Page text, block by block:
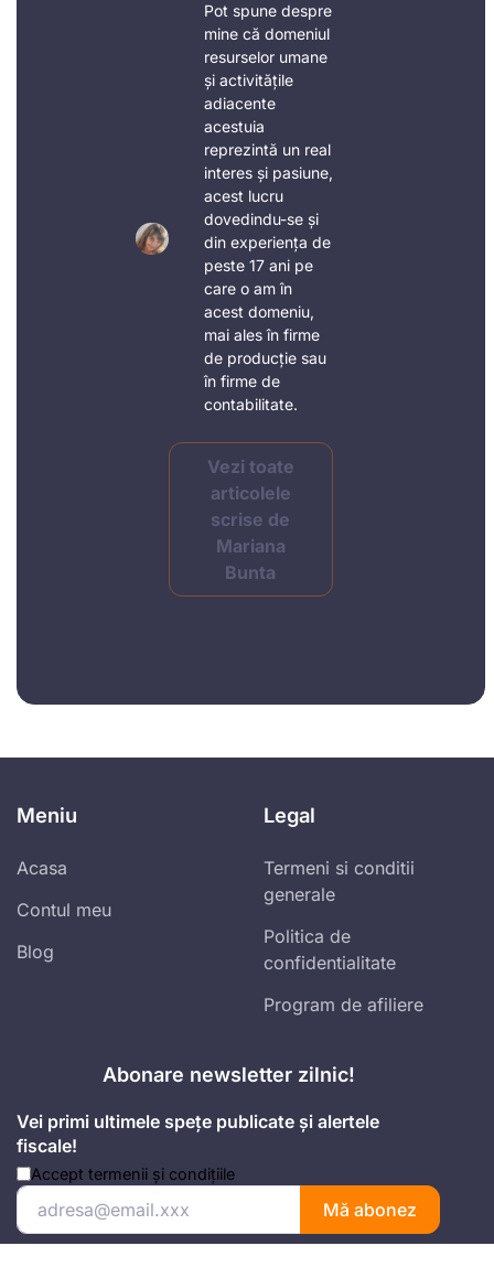
Pot spune despre
mine că domeniul
resurselor umane
și activitățile
adiacente
acestuia
reprezintă un real
interes și pasiune,
acest lucru
dovedindu-se și
din experiența de
peste 17 ani pe
care o am în
acest domeniu,
mai ales în firme
de producție sau
în firme de
contabilitate.
Vezi toate
articolele
scrise de
Mariana
Bunta
Meniu
Acasa
Contul meu
Blog
Legal
Termeni si conditii
generale
Politica de
confidentialitate
Program de afiliere
Abonare newsletter zilnic!
Vei primi ultimele spețe publicate și alertele
fiscale!
Accept termenii și condițiile
Mă abonez